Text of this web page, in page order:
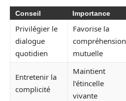
Conseil Importance
Privilégier le
dialogue
quotidien
Favorise la
compréhension
mutuelle
Entretenir la
complicité
Maintient
l’étincelle
vivante